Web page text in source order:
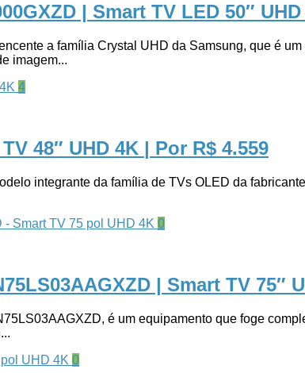
| Smart TV LED 50″
a família Crystal UHD da Samsung, que é
imagem...
4
48″ UHD 4K | Por R$ 4.559
integrante da família de TVs OLED da
0
| Smart TV 75″
é um equipamento que foge
0